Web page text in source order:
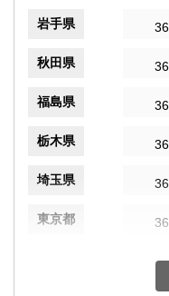
岩手県
秋田県
福島県
栃木県
埼玉県
東京都